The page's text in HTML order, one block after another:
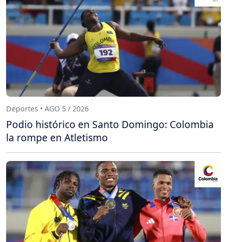
Deportes • AGO 5 / 2026
Podio histórico en Santo Domingo: Colombia
la rompe en Atletismo